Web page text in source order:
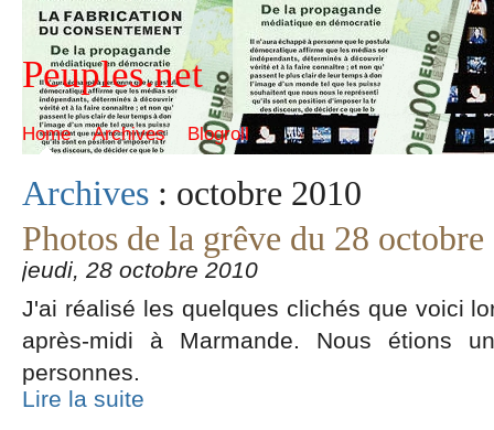
Peuples.net
Home Archives Blogroll
Archives : octobre 2010
Photos de la grêve du 28
jeudi, 28 octobre 2010
J'ai réalisé les quelques clichés que voici
après-midi à Marmande. Nous étions
personnes.
Lire la suite